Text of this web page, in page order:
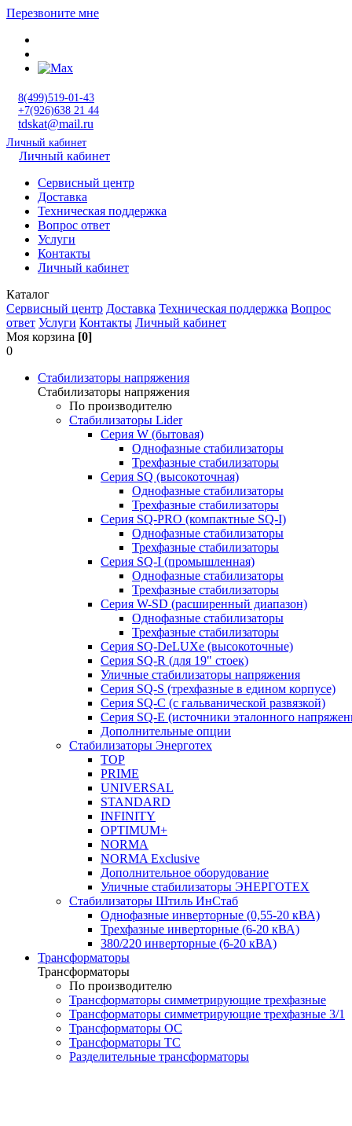
Перезвоните мне
8(499)519-01-43
+7(926)638 21 44
tdskat@mail.ru
Личный кабинет
Личный кабинет
Сервисный центр
Доставка
Техническая поддержка
Вопрос ответ
Услуги
Контакты
Личный кабинет
Каталог
Сервисный центр Доставка Техническая поддержка Вопрос
ответ Услуги Контакты Личный кабинет
Моя корзина [0]
0
Стабилизаторы напряжения
Стабилизаторы напряжения
По производителю
Стабилизаторы Lider
Cерия W (бытовая)
Однофазные стабилизаторы
Трехфазные стабилизаторы
Серия SQ (высокоточная)
Однофазные стабилизаторы
Трехфазные стабилизаторы
Cерия SQ-PRO (компактные SQ-I)
Однофазные стабилизаторы
Трехфазные стабилизаторы
Серия SQ-I (промышленная)
Однофазные стабилизаторы
Трехфазные стабилизаторы
Серия W-SD (расширенный диапазон)
Однофазные стабилизаторы
Трехфазные стабилизаторы
Серия SQ-DeLUXe (высокоточные)
Серия SQ-R (для 19" стоек)
Уличные стабилизаторы напряжения
Серия SQ-S (трехфазные в едином корпусе)
Серия SQ-C (с гальванической развязкой)
Cерия SQ-E (источники эталонного
Дополнительные опции
Стабилизаторы Энерготех
TOP
PRIME
UNIVERSAL
STANDARD
INFINITY
OPTIMUM+
NORMA
NORMA Exclusive
Дополнительное оборудование
Уличные стабилизаторы ЭНЕРГОТЕХ
Стабилизаторы Штиль ИнСтаб
Однофазные инверторные (0,55-20 кВА)
Трехфазные инверторные (6-20 кВА)
380/220 инверторные (6-20 кВА)
Трансформаторы
Трансформаторы
По производителю
Трансформаторы симметрирующие трехфазные
Трансформаторы симметрирующие трехфазные 3/1
Трансформаторы ОС
Трансформаторы ТС
Разделительные трансформаторы